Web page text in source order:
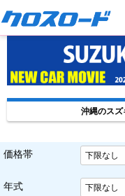
沖縄のス
価格帯
年式